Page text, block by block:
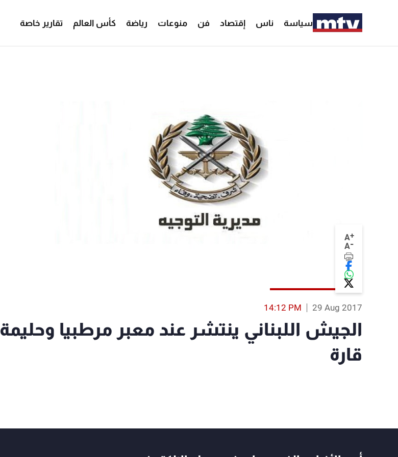
سياسة ناس إقتصاد فن منوعات رياضة كأس العالم تقارير خاصة
A+
A-
29 Aug 2017
14:12 PM
الجيش اللبناني ينتشر عند معبر مرطبيا وحليمة
قارة